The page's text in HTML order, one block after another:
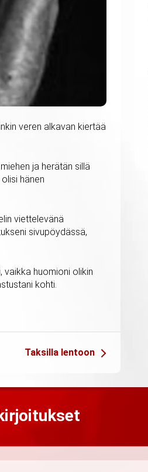
veren alkavan kiertää
ja herätän sillä
hänen
viettelevänä
sivupöydässä,
vaikka huomioni olikin
kohti.
Taksilla lentoon